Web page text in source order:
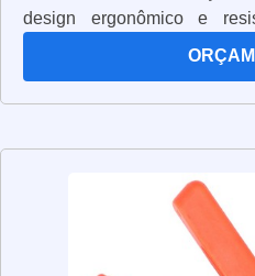
design ergonômico e
trabalhe com segurança e
aço inoxidável, para
resistentes para cortar
materiais. Além disso, os
fáceis de manusear, o que
em espaços apertados.
ergonômicos para